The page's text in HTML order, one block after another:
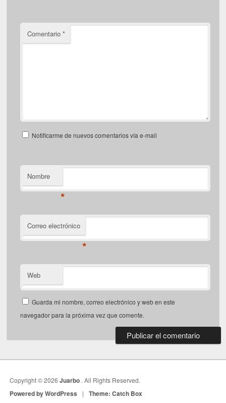
Comentario*
Notificarme de nuevos comentarios vía e-mail
Nombre
*
Correo electrónico
*
Web
Guarda mi nombre, correo electrónico y web en este
navegador para la próxima vez que comente.
Copyright © 2026Juarbo . All Rights Reserved.
Powered by WordPress | Theme: Catch Box